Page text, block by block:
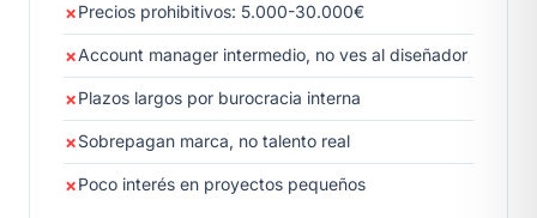
Precios prohibitivos: 5.000-30.000€
Account manager intermedio, no ves al diseñador
Plazos largos por burocracia interna
Sobrepagan marca, no talento real
Poco interés en proyectos pequeños